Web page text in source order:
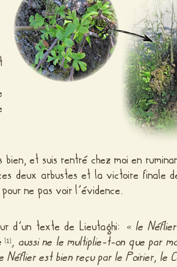
et suis rentré chez moi en
deux arbustes et la victoire finale
ne pas voir l’évidence.
d’un texte de Lieutaghi: « le
[1], aussi ne le multiplie-t-on que par
Néflier est bien reçu par le Poirier, le